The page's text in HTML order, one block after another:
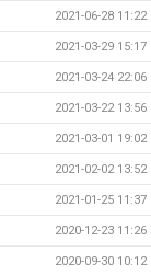
2021-06-28 11:22
2021-03-29 15:17
2021-03-24 22:06
2021-03-22 13:56
2021-03-01 19:02
2021-02-02 13:52
2021-01-25 11:37
2020-12-23 11:26
2020-09-30 10:12